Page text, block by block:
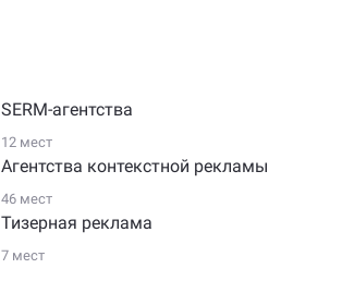
SERM-агентства
12 мест
Агентства контекстной рекламы
46 мест
Тизерная реклама
7 мест